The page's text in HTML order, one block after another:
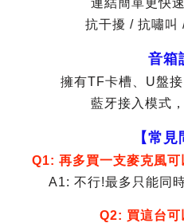
抗干擾 / 抗嘯叫
音箱
擁有TF卡槽、U盤
藍牙接入模式
【常見
Q1: 再多買一支麥克風
A1: 不行!最多只能同
Q2: 買這台可